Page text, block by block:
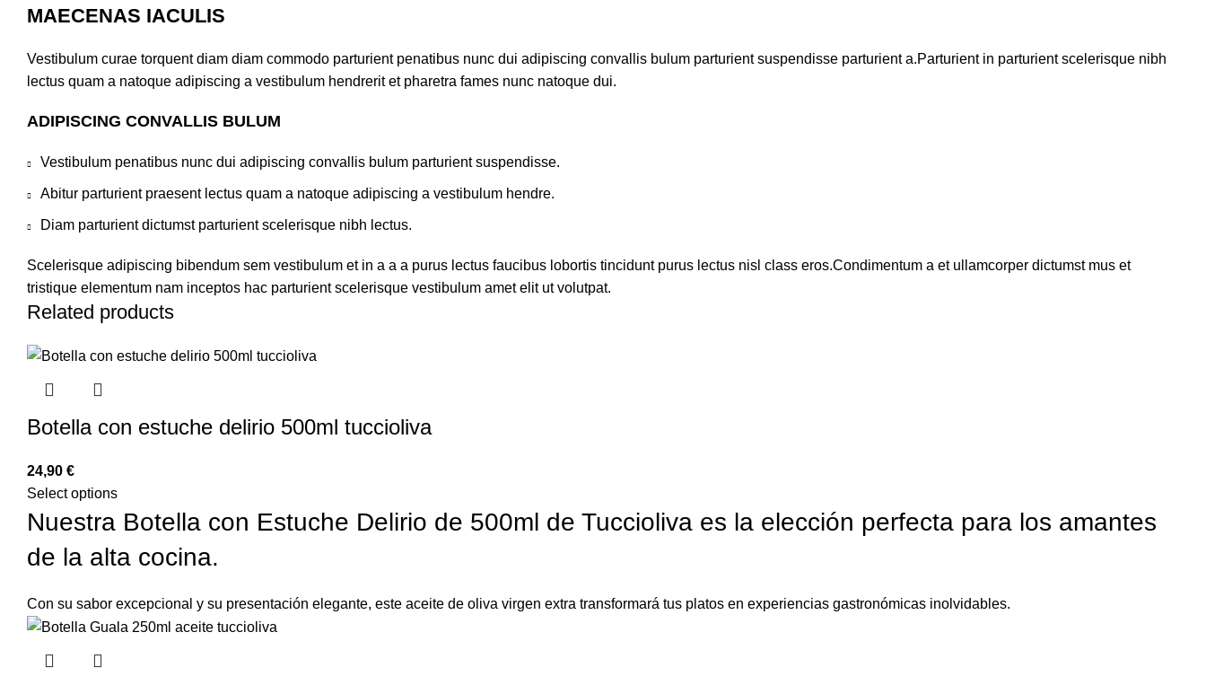
MAECENAS IACULIS
Vestibulum curae torquent diam diam commodo parturient penatibus nunc dui adipiscing convallis bulum parturient suspendisse parturient a.Parturient in parturient scelerisque nibh
lectus quam a natoque adipiscing a vestibulum hendrerit et pharetra fames nunc natoque dui.
ADIPISCING CONVALLIS BULUM
Vestibulum penatibus nunc dui adipiscing convallis bulum parturient suspendisse.
Abitur parturient praesent lectus quam a natoque adipiscing a vestibulum hendre.
Diam parturient dictumst parturient scelerisque nibh lectus.
Scelerisque adipiscing bibendum sem vestibulum et in a a a purus lectus faucibus lobortis tincidunt purus lectus nisl class eros.Condimentum a et ullamcorper dictumst mus et
tristique elementum nam inceptos hac parturient scelerisque vestibulum amet elit ut volutpat.
Related products
Botella con estuche delirio 500ml tuccioliva
€
Select options
Nuestra Botella con Estuche Delirio de 500ml de Tuccioliva es la elección perfecta para los amantes
de la alta cocina.
Con su sabor excepcional y su presentación elegante, este aceite de oliva virgen extra transformará tus platos en experiencias gastronómicas inolvidables.